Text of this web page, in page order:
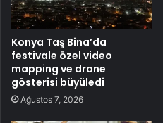
Konya Taş Bina’da
festivale özel video
mapping ve drone
gösterisi büyüledi
Ağustos 7, 2026